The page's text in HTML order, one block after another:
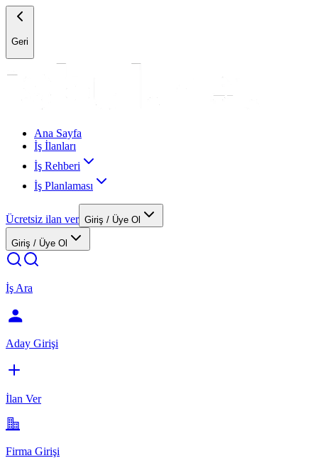
Geri
Ana Sayfa
İş İlanları
İş Rehberi
İş Planlaması
Ücretsiz ilan ver Giriş / Üye Ol
Giriş / Üye Ol
İş Ara
Aday Girişi
İlan Ver
Firma Girişi